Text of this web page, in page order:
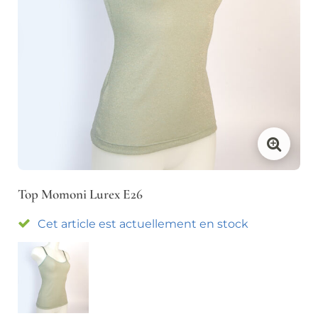
Les trousses et pochettes
Les Spartiates Phocéennes
Tennis Bensimon
Tennis Bensimon Kids
Tops Maillots de bain
Accessoires
Ceintures
Meubles, étagères,
bureaux, et chevet
Petits rangements et
porte manteaux
Décoration
Coussins, plaids et tapis
Horloges et réveils
Top Momoni Lurex E26
Cet article est actuellement en stock